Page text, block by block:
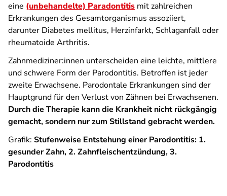
eine (unbehandelte) Paradontitis mit zahlreichen
Erkrankungen des Gesamtorganismus assoziiert,
darunter Diabetes mellitus, Herzinfarkt, Schlaganfall oder
rheumatoide Arthritis.
Zahnmediziner:innen unterscheiden eine leichte, mittlere
und schwere Form der Parodontitis. Betroffen ist jeder
zweite Erwachsene. Parodontale Erkrankungen sind der
Hauptgrund für den Verlust von Zähnen bei Erwachsenen.
Durch die Therapie kann die Krankheit nicht rückgängig
gemacht, sondern nur zum Stillstand gebracht werden.
Grafik: Stufenweise Entstehung einer Parodontitis: 1.
gesunder Zahn, 2. Zahnfleischentzündung, 3.
Parodontitis